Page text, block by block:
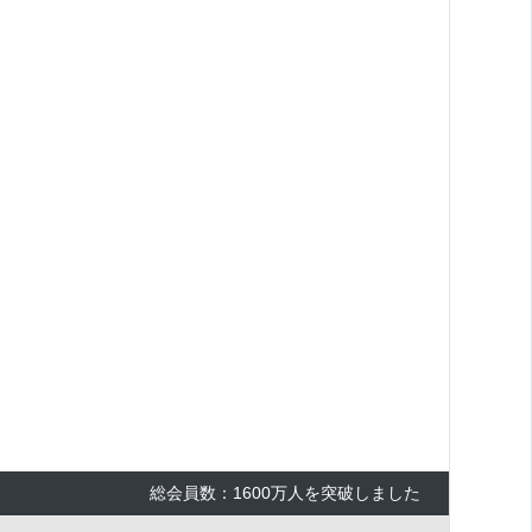
総会員数：1600万人を突破しました